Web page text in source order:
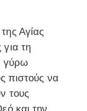
Αγίας
τη
γύρω
πιστούς να
τους